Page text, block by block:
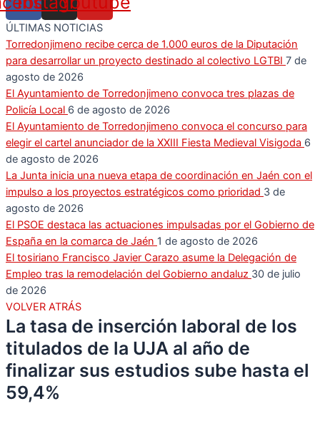
ÚLTIMAS NOTICIAS
Torredonjimeno recibe cerca de 1.000 euros de la Diputación
para desarrollar un proyecto destinado al colectivo LGTBI 7 de
agosto de 2026
El Ayuntamiento de Torredonjimeno convoca tres plazas de
Policía Local 6 de agosto de 2026
El Ayuntamiento de Torredonjimeno convoca el concurso para
elegir el cartel anunciador de la XXIII Fiesta Medieval Visigoda 6
de agosto de 2026
La Junta inicia una nueva etapa de coordinación en Jaén con el
impulso a los proyectos estratégicos como prioridad 3 de
agosto de 2026
El PSOE destaca las actuaciones impulsadas por el Gobierno de
España en la comarca de Jaén 1 de agosto de 2026
El tosiriano Francisco Javier Carazo asume la Delegación de
Empleo tras la remodelación del Gobierno andaluz 30 de julio
de 2026
VOLVER ATRÁS
La tasa de inserción laboral de los
titulados de la UJA al año de
finalizar sus estudios sube hasta el
59,4%